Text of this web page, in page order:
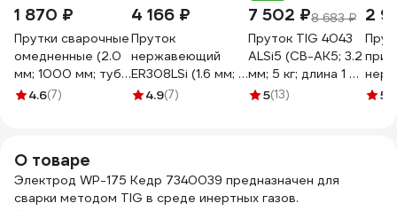
1 870 ₽
Прутки сварочные
омедненные (2.0
мм; 1000 мм; туба
5 кг; СВ-08ГС) ER-
4.6(7)
4 166 ₽
Пруток
нержавеющий
ER308LSi (1.6 мм; 5
кг) DEKA
4.9(7)
7 502 ₽8 683 ₽
Пруток TIG 4043
АLSi5 (СВ-АК5; 3.2
мм; 5 кг; длина 1 м)
Gigant GRF-93
5(13)
2
5
О товаре
Электрод WP-175 Кедр 7340039 предназначен для
сварки методом TIG в среде инертных газов.